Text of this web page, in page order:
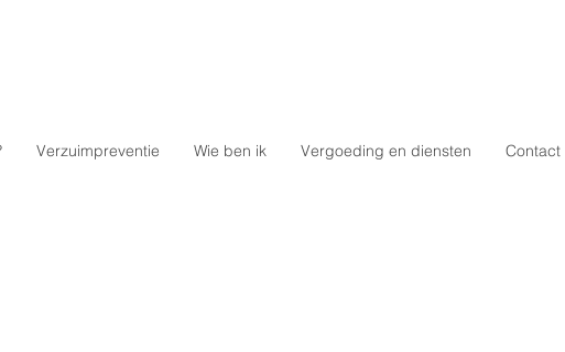
Verzuimpreventie Wie ben ik Vergoeding en diensten Contact